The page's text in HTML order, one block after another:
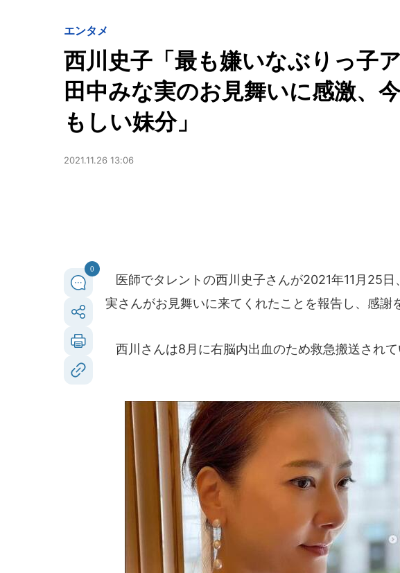
エンタメ
西川史子「最も嫌いなぶりっ
田中みな実のお見舞いに感激、
もしい妹分」
2021.11.26 13:06
0
医師でタレントの西川史子さんが2021年11月25
実さんがお見舞いに来てくれたことを報告し、感謝
西川さんは8月に右脳内出血のため救急搬送されて